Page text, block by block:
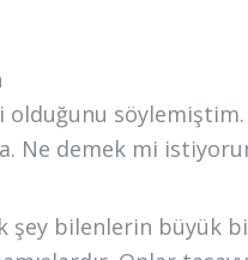
olduğunu
Ne demek mi
şey bilenlerin büyük